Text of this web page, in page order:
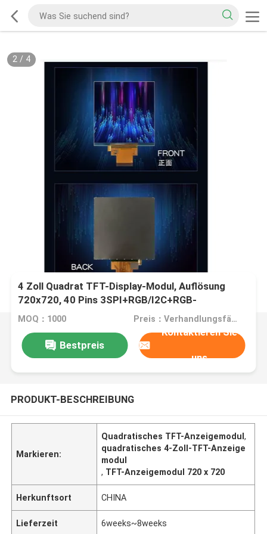
2/ 4
4 Zoll Quadrat TFT-Display-Modul, Auflösung
720x720, 40 Pins 3SPI+RGB/I2C+RGB-
Schnittstelle
MOQ：1000 Preis：Verhandlungsfähig
Bestpreis
Kontaktieren Sie
uns
PRODUKT-BESCHREIBUNG
Markieren:
Quadratisches TFT-Anzeigemodul,
quadratisches 4-Zoll-TFT-Anzeige
modul
, TFT-Anzeigemodul 720 x 720
Herkunftsort CHINA
Lieferzeit 6weeks~8weeks